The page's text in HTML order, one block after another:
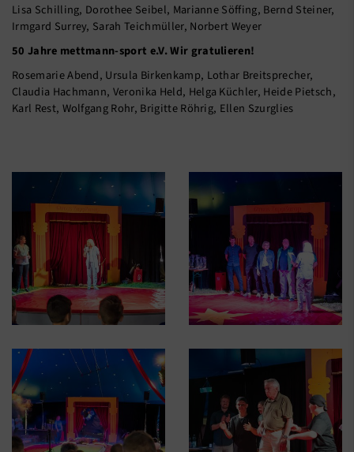
Lisa Schilling, Dorothee Seibel, Marianne Söffing, Bernd Steiner,
Irmgard Surrey, Sarah Teichmüller, Norbert Weyer
50 Jahre mettmann-sport e.V. Wir gratulieren!
Rosemarie Abend, Ursula Birkenkamp, Lothar Breitsprecher,
Claudia Hachmann, Veronika Held, Helga Küchler, Heide Pietsch,
Karl Rest, Wolfgang Rohr, Brigitte Röhrig, Ellen Szurglies